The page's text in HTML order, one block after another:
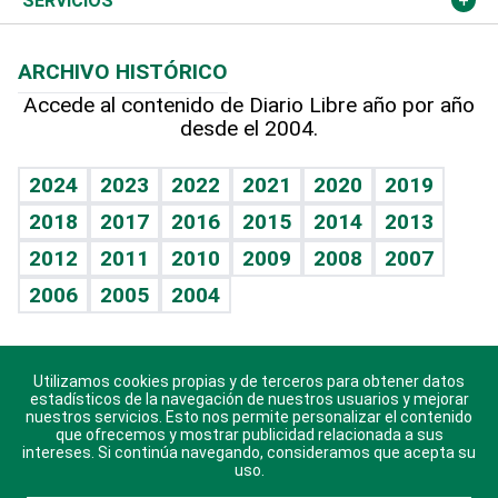
Hablando con el pediatra
Vida y familia
Eñe
Celebrando la vida
Sin complejos
En pocas palabras
Escuchando al corazón
Economía Personal
BRV
TBT Deportivo
Columnistas
Más firmas
Hecho en casa
Guía del dinero
Cumpleaños
Horóscopos
Juegos
ARCHIVO HISTÓRICO
Accede al contenido de Diario Libre año por año
desde el 2004.
2024 2023 2022 2021 2020
2019
2018
2017 2016 2015 2014
2013
2012
2011 2010 2009 2008
2007
2006
2005 2004
Descarga nuestras aplicaciones para Android, iOS y
sistema Huawei.
Utilizamos cookies propias y de terceros para obtener datos
estadísticos de la navegación de nuestros usuarios y mejorar
nuestros servicios. Esto nos permite personalizar el contenido
que ofrecemos y mostrar publicidad relacionada a sus
intereses. Si continúa navegando, consideramos que acepta su
uso.